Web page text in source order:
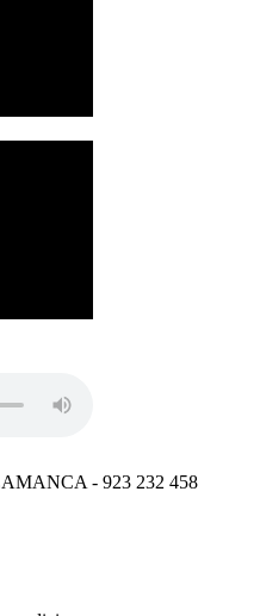
- 923 232 458